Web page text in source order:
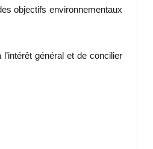
objectifs environnementaux
général et de concilier